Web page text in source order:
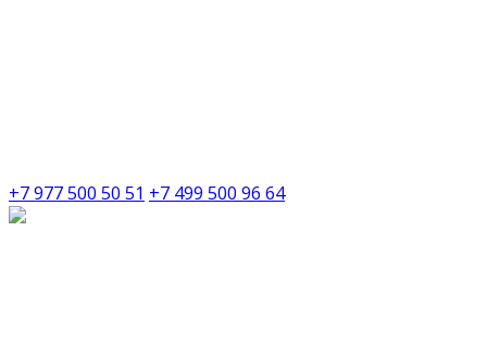
+7 977 500 50 51 +7 499 500 96 64